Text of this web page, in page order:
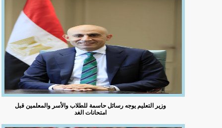
وزير التعليم يوجه رسائل حاسمة للطلاب والأسر والمعلمين قبل
امتحانات الغد